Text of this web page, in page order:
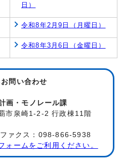
日）
令和8年2月9日（月曜日）
令和8年3月6日（金曜日）
お問い合わせ
画・モノレール課
泉崎1-2-2 行政棟11階
ァクス：098-866-5938
ォームをご利用ください。